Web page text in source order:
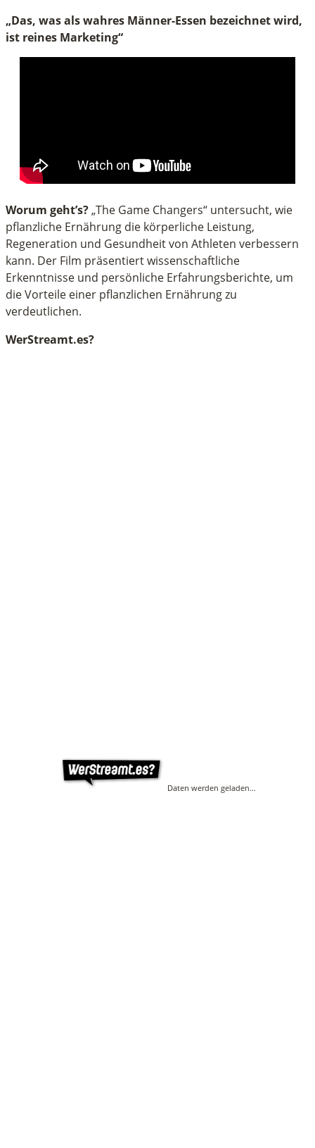
„Das, was als wahres Männer-Essen bezeichnet wird,
ist reines Marketing“
Worum geht’s?„The Game Changers“ untersucht, wie
pflanzliche Ernährung die körperliche Leistung,
Regeneration und Gesundheit von Athleten verbessern
kann. Der Film präsentiert wissenschaftliche
Erkenntnisse und persönliche Erfahrungsberichte, um
die Vorteile einer pflanzlichen Ernährung zu
verdeutlichen.
WerStreamt.es?
Daten werden geladen…